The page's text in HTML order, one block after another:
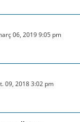
06, 2019 9:05 pm
09, 2018 3:02 pm